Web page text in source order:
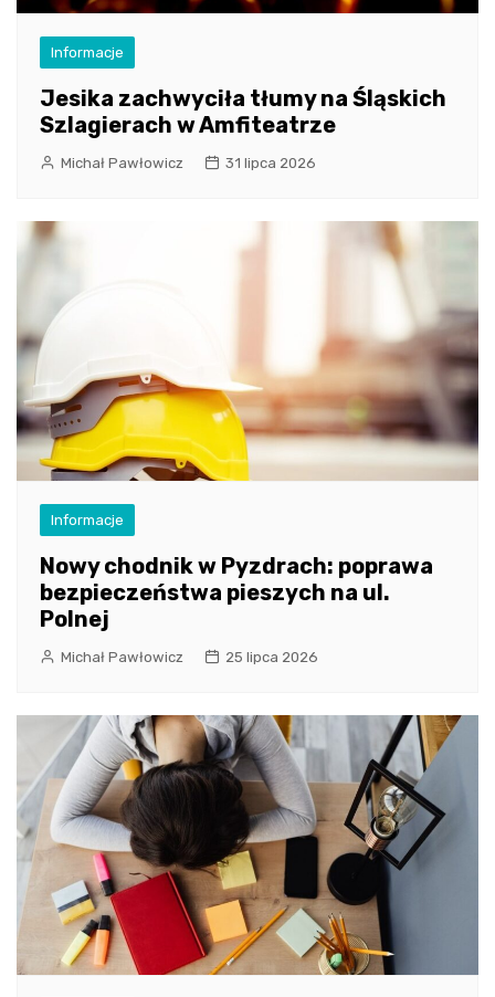
Informacje
Jesika zachwyciła tłumy na Śląskich
Szlagierach w Amfiteatrze
Michał Pawłowicz 31 lipca 2026
Informacje
Nowy chodnik w Pyzdrach: poprawa
bezpieczeństwa pieszych na ul.
Polnej
Michał Pawłowicz 25 lipca 2026